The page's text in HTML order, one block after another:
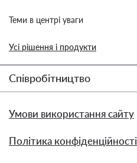
Теми в центрі уваги
Усі рішення і продукти
Співробітництво
Умови використання сайту
Політика конфіденційності